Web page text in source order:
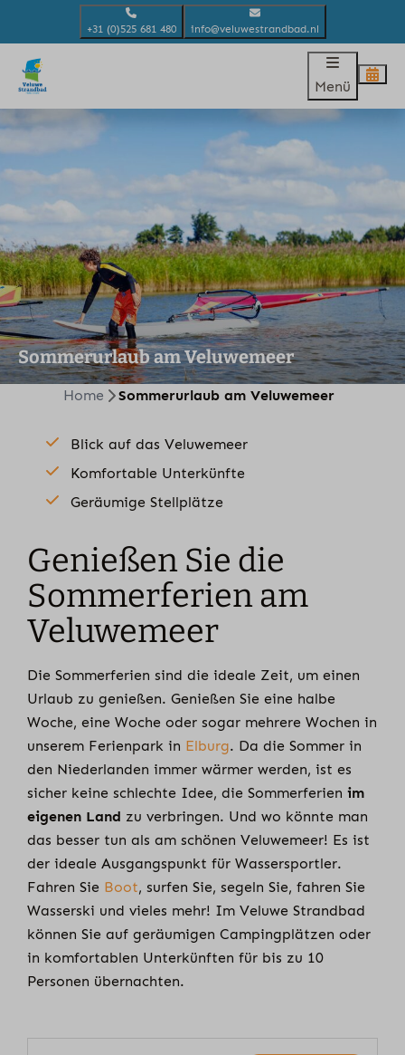
+31 (0)525 681 480 info@veluwestrandbad.nl
Menü
Sommerurlaub am Veluwemeer
Home Sommerurlaub am Veluwemeer
Blick auf das Veluwemeer
Komfortable Unterkünfte
Geräumige Stellplätze
Genießen Sie die
Sommerferien am
Veluwemeer
Die Sommerferien sind die ideale Zeit, um einen
Urlaub zu genießen. Genießen Sie eine halbe
Woche, eine Woche oder sogar mehrere Wochen in
unserem Ferienpark in Elburg. Da die Sommer in
den Niederlanden immer wärmer werden, ist es
sicher keine schlechte Idee, die Sommerferienim
eigenen Land zu verbringen. Und wo könnte man
das besser tun als am schönen Veluwemeer! Es ist
der ideale Ausgangspunkt für Wassersportler.
Fahren Sie Boot, surfen Sie, segeln Sie, fahren Sie
Wasserski und vieles mehr! Im Veluwe Strandbad
können Sie auf geräumigen Campingplätzen oder
in komfortablen Unterkünften für bis zu 10
Personen übernachten.